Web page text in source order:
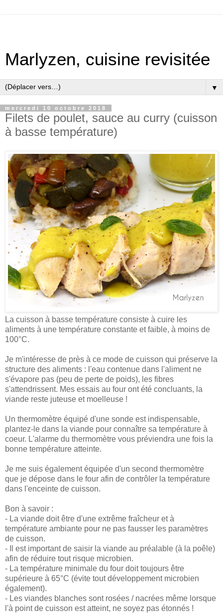
Marlyzen, cuisine revisitée
▼
mercredi 10 octobre 2018
Filets de poulet, sauce au curry (cuisson
à basse température)
La cuisson à basse température consiste à cuire les
aliments à une température constante et faible, à moins de
100°C.
Je m'intéresse de près à ce mode de cuisson qui préserve la
structure des aliments : l'eau contenue dans l'aliment ne
s'évapore pas (peu de perte de poids), les fibres
s'attendrissent. Mes essais au four ont été concluants, la
viande reste juteuse et moelleuse !
Un thermomètre équipé d'une sonde est indispensable,
plantez-le dans la viande pour connaître sa température à
coeur. L'alarme du thermomètre vous préviendra une fois la
bonne température atteinte.
Je me suis également équipée d'un second thermomètre
que je dépose dans le four afin de contrôler la température
dans l'enceinte de cuisson.
Bon à savoir :
- La viande doit être d'une extrême fraîcheur et à
température ambiante pour ne pas fausser les paramètres
de cuisson.
- Il est important de saisir la viande au préalable (à la poêle)
afin de réduire tout risque microbien.
- La température minimale du four doit toujours être
supérieure à 65°C (évite tout développement microbien
également).
- Les viandes blanches sont rosées / nacrées même lorsque
l'à point de cuisson est atteint, ne soyez pas étonnés !